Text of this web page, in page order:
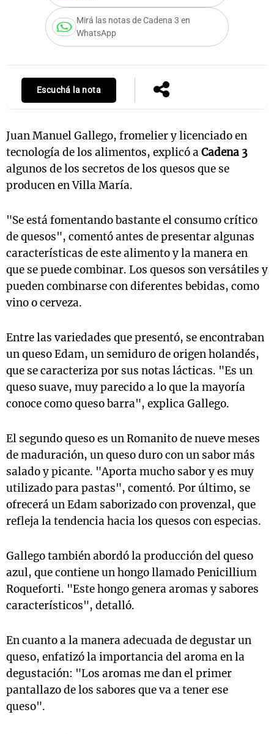
Mirá las notas de Cadena 3 en
WhatsApp
Escuchá la nota
Juan Manuel Gallego, fromelier y licenciado en
tecnología de los alimentos, explicó aCadena 3
algunos de los secretos de los quesos que se
producen en Villa María.
"Se está fomentando bastante el consumo crítico
de quesos", comentó antes de presentar algunas
características de este alimento y la manera en
que se puede combinar. Los quesos son versátiles y
pueden combinarse con diferentes bebidas, como
vino o cerveza.
Entre las variedades que presentó, se encontraban
un queso Edam, un semiduro de origen holandés,
que se caracteriza por sus notas lácticas. "Es un
queso suave, muy parecido a lo que la mayoría
conoce como queso barra", explica Gallego.
El segundo queso es un Romanito de nueve meses
de maduración, un queso duro con un sabor más
salado y picante. "Aporta mucho sabor y es muy
utilizado para pastas", comentó. Por último, se
ofrecerá un Edam saborizado con provenzal, que
refleja la tendencia hacia los quesos con especias.
Gallego también abordó la producción del queso
azul, que contiene un hongo llamado Penicillium
Roqueforti. "Este hongo genera aromas y sabores
característicos", detalló.
En cuanto a la manera adecuada de degustar un
queso, enfatizó la importancia del aroma en la
degustación: "Los aromas me dan el primer
pantallazo de los sabores que va a tener ese
queso".
Mundial 2026
La Sole en
Cadena 3